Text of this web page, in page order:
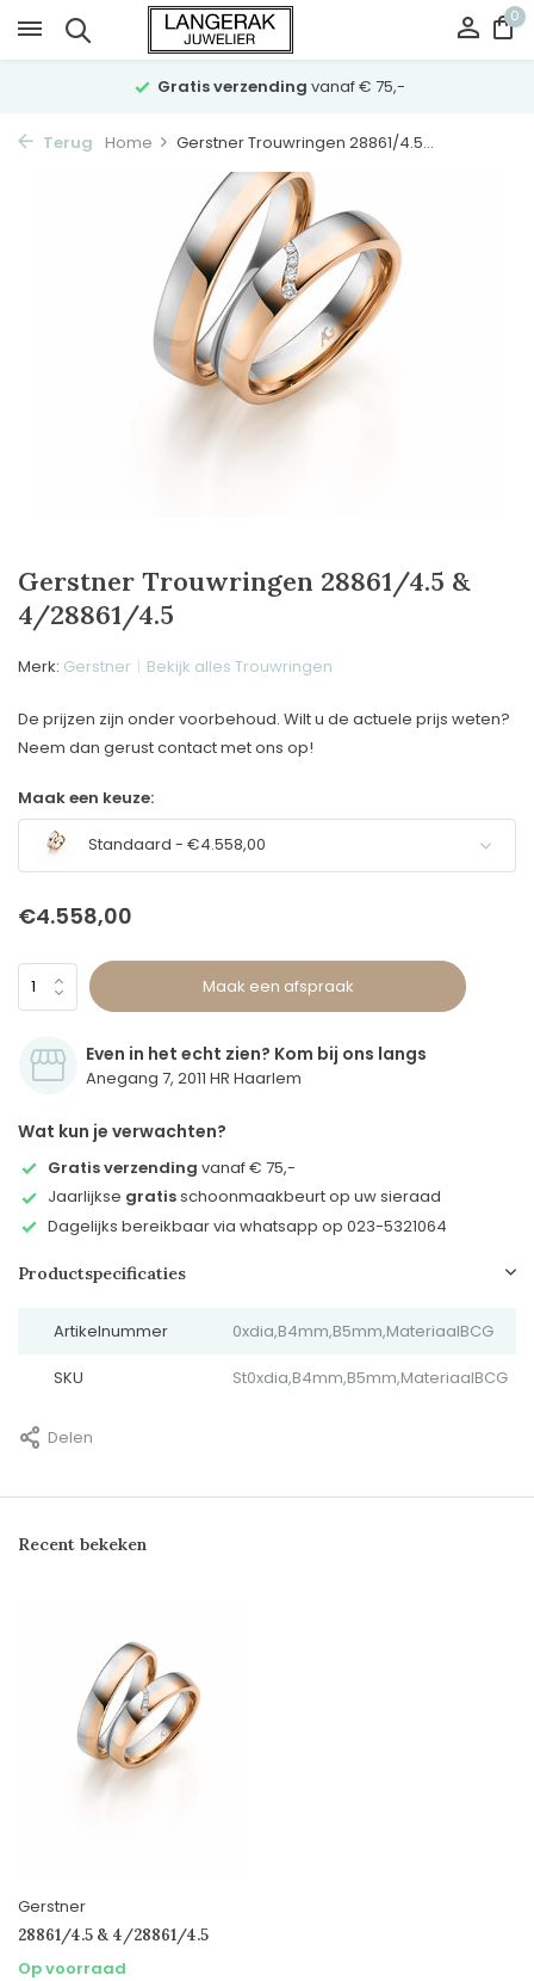
0
Gratis verzending vanaf € 75,-
Terug Home Gerstner Trouwringen 28861/4.5...
Gerstner Trouwringen 28861/4.5 &
4/28861/4.5
Merk: Gerstner Bekijk alles Trouwringen
De prijzen zijn onder voorbehoud. Wilt u de actuele prijs weten?
Neem dan gerust contact met ons op!
Maak een keuze:
Standaard - €4.558,00
€4.558,00
Maak een afspraak
Even in het echt zien? Kom bij ons langs
Anegang 7, 2011 HR Haarlem
Wat kun je verwachten?
Gratis verzending vanaf € 75,-
Jaarlijkse gratisschoonmaakbeurt op uw sieraad
Dagelijks bereikbaar via whatsapp op 023-5321064
Productspecificaties
Artikelnummer 0xdia,B4mm,B5mm,MateriaalBCG
SKU St0xdia,B4mm,B5mm,MateriaalBCG
Delen
Recent bekeken
Gerstner
28861/4.5 & 4/28861/4.5
Op voorraad